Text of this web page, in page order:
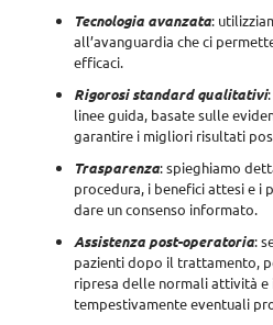
Tecnologia avanzata:
all’avanguardia che ci
efficaci.
Rigorosi standard qualitativi
linee guida, basate sulle
garantire i migliori risultati
Trasparenza: spieghiamo
procedura, i benefici attesi e i
dare un consenso informato.
Assistenza post-operatoria:
pazienti dopo il trattamento,
ripresa delle normali attività
tempestivamente eventuali